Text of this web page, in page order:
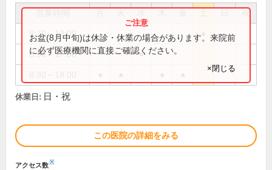
祝
8:30～13:00
8:30～17:00 ●
お盆(8月中旬)は休診・休業の場合があります。来院前
に必ず医療機関に直接ご確認ください。
×閉じる
休業日: 日・祝
この医院の詳細をみる
アクセス数※